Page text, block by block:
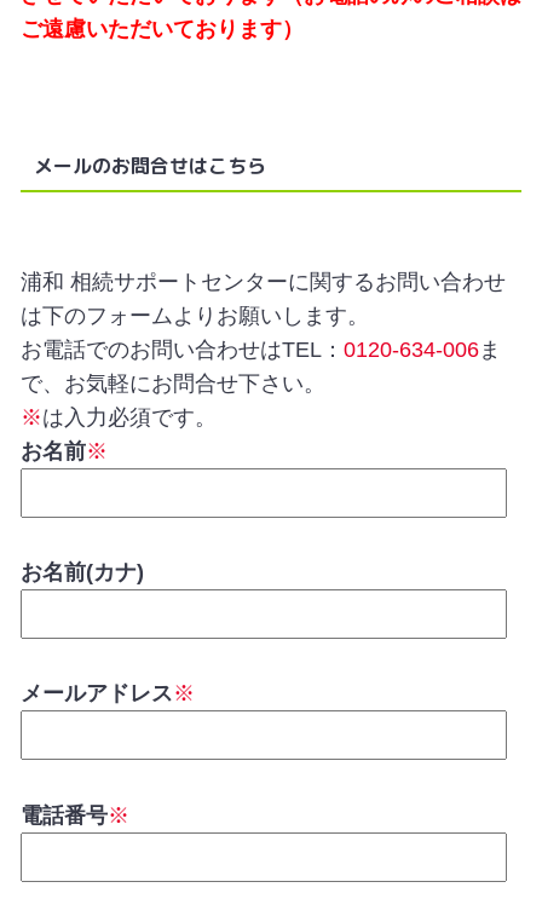
ご遠慮いただいております）
メールのお問合せはこちら
浦和 相続サポートセンターに関するお問い合わせ
は下のフォームよりお願いします。
お電話でのお問い合わせはTEL： 0120-634-006ま
で、お気軽にお問合せ下さい。
※は入力必須です。
お名前※
お名前(カナ)
メールアドレス※
電話番号※